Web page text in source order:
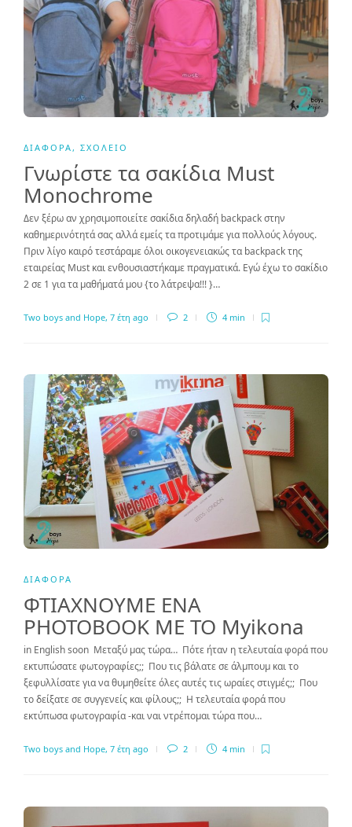
ΔΙΆΦΟΡΑ , ΣΧΟΛΕΊΟ
Γνωρίστε τα σακίδια Must
Monochrome
Δεν ξέρω αν χρησιμοποιείτε σακίδια δηλαδή backpack στην
καθημερινότητά σας αλλά εμείς τα προτιμάμε για πολλούς λόγους.
Πριν λίγο καιρό τεστάραμε όλοι οικογενειακώς τα backpack της
εταιρείας Must και ενθουσιαστήκαμε πραγματικά. Εγώ έχω το σακίδιο
2 σε 1 για τα μαθήματά μου {το λάτρεψα!!! }…
Two boys and Hope, 7 έτη ago 2 4 min
ΔΙΆΦΟΡΑ
ΦΤΙΑΧΝΟΥΜΕ ΕΝΑ
PHOTOBOOK ME TO Myikona
in English soon Μεταξύ μας τώρα… Πότε ήταν η τελευταία φορά που
εκτυπώσατε φωτογραφίες;; Που τις βάλατε σε άλμπουμ και το
ξεφυλλίσατε για να θυμηθείτε όλες αυτές τις ωραίες στιγμές;; Που
το δείξατε σε συγγενείς και φίλους;; Η τελευταία φορά που
εκτύπωσα φωτογραφία -και ναι ντρέπομαι τώρα που…
Two boys and Hope, 7 έτη ago 2 4 min